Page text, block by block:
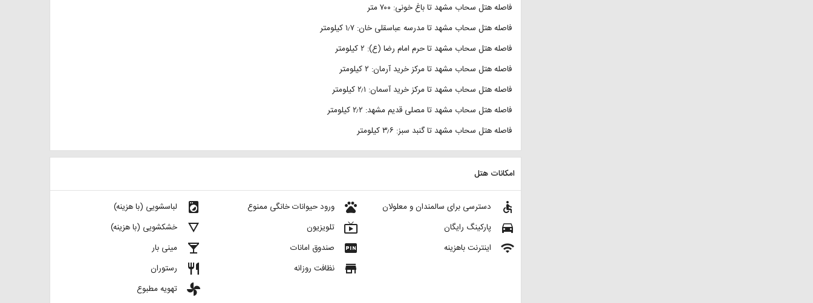
فاصله هتل سحاب مشهد تا باغ خونی: ۷۰۰ متر
فاصله هتل سحاب مشهد تا مدرسه عباسقلی خان: ۱٫۷ کیلومتر
فاصله هتل سحاب مشهد تا حرم امام رضا (ع): ۲ کیلومتر
فاصله هتل سحاب مشهد تا مرکز خرید آرمان: ۲ کیلومتر
فاصله هتل سحاب مشهد تا مرکز خرید آسمان: ۲٫۱ کیلومتر
فاصله هتل سحاب مشهد تا مصلی قدیم مشهد: ۲٫۲ کیلومتر
فاصله هتل سحاب مشهد تا گنبد سبز: ۳٫۶ کیلومتر
امکانات هتل
local_laundry_service لباسشویی (با هزینه)
details خشکشویی (با هزینه)
local_bar مینی بار
restaurant رستوران
toys تهویه مطبوع
pets ورود حیوانات خانگی ممنوع
live_tv تلویزیون
fiber_pin صندوق امانات
store نظافت روزانه
accessible دسترسی برای سالمندان و معلولان
directions_car پارکینگ رایگان
wifi اینترنت باهزینه